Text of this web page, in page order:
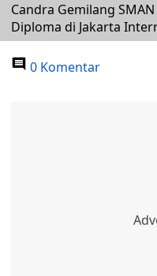
Candra Gemilang
Diploma di Jakarta
0 Komentar